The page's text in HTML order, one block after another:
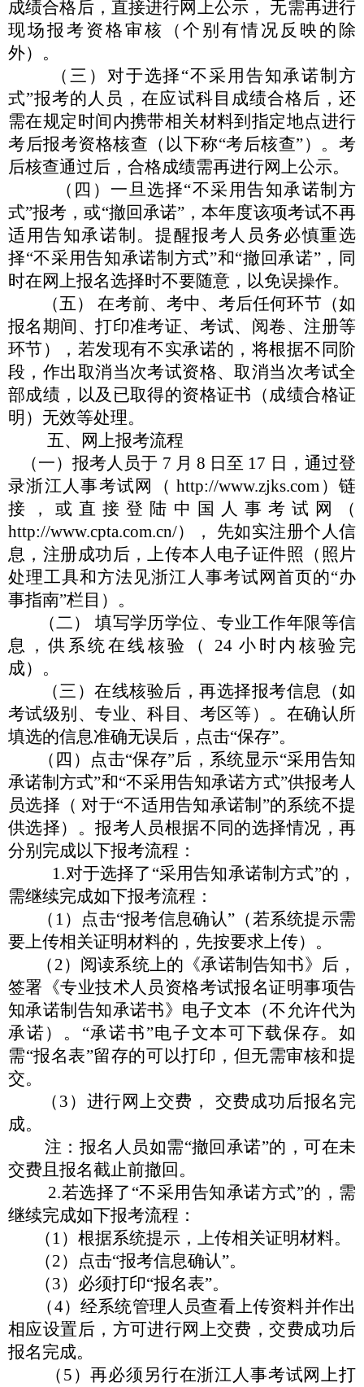
成绩合格后，直接进行网上公示，
无需再进行
现场报 考资格审核（个别有情况反映的除
外）。
（三）对于选择“不采用告知承诺制方
式”报考的人员，在应试科目成绩合格后，还
需在规定时间内携带相关材料到指定地点进行
考后报考资格核查（以下称“考后核查”）。考
后核查通过后，合格成绩需再进行网上公示。
（四）一旦选择“不采用告知承诺制方
式”报考，或“撤回承诺” ，本年度该项考试不再
适用告知承诺制。提醒报考人员务必慎重选
择“不采用告知承诺制方式”和“撤回承诺”，同
时在网上报名选择时不要随意，以免误操作。
（五）
在考前、考中、考后任何环节（如
报名期间、打印准考证、考试、阅卷、注册等
环节），若发现有不实承诺的，将根据不同阶
段，作出取消当次考试资格、取消当次考试全
部成绩， 以及已取得的资格证书（成绩合格证
明）无效等处理。
五、网上报考流程
（一）报考人员于 7 月 8 日至 17 日，通过登
录浙江人事考试网（ http://www.zjks.com ）链
接，或直接登陆中国人事考试网
（
http://www.cpta.com.cn/），
先如实注册个人信
息，注册成功后，上传本人电子证件照（照片
处理工具和方法见浙江人事考试网首页的“办
事指南”栏目）。
（二）
填写学历学位、专业工作年限等信
息，供系统在线核验（
24 小时内核验完
成）。
（三）在线核验后，再选择报考信息（如
考试级别、专业、科目、 考区等）。在确认所
填选的信息准确无误后，点击“保存”。
（四）点击“保存”后，系统显示“采用告知
承诺制方式”和“不采用告知承诺方式”供报考人
员选择（ 对于“不适用告知承诺制 ”的系统不提
供选择）。报考人员根据不同的选择情况， 再
分别完成以下报考流程：
1.对于选择了 “采用告知承诺制方式”的，
需继续完成如下报考流程：
（ 1）点击“报考信息确认”（若系统提示需
要上传相关证明材料的，先按要求上传）。
（ 2）阅读系统上的《承诺制告知书》后，
签署《专业技术人员资格考试报名证明事项告
知承诺制告知承诺书》电子文本 （不允许代为
承诺）。 “承诺书”电子文本可下载保存。如
需“报名表”留存的可以打印，但无需审核和提
交。
（ 3）进行网上交费， 交费成功后报名完
成。
注：报名人员如需“撤回承诺”的，可在未
交费且报名截止前撤回。
2.若选择了 “不采用告知承诺方式”的，需
继续完成如下报考流程：
（ 1）根据系统提示，上传相关证明材料。
（2）点击“报考信息确认”。
（3）必须打印“报名表”。
（4）经系统管理人员查看上传资料并作出
相应设置后，方可进行网上交费，交费成功后
报名完成。
（ 5）再必须另行在浙江人事考试网上打